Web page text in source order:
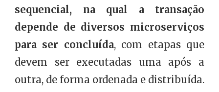
sequencial, na qual a transação
depende de diversos microserviços
para ser concluída, com etapas que
devem ser executadas uma após a
outra, de forma ordenada e distribuída.